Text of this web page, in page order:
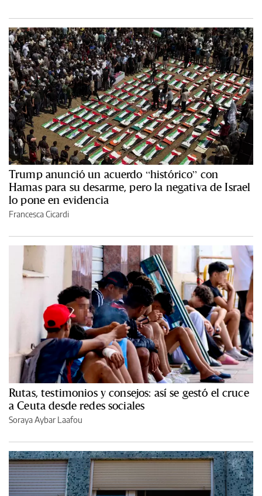
Trump anunció un acuerdo “histórico” con
Hamas para su desarme, pero la negativa de Israel
lo pone en evidencia
Francesca Cicardi
Rutas, testimonios y consejos: así se gestó el cruce
a Ceuta desde redes sociales
Soraya Aybar Laafou